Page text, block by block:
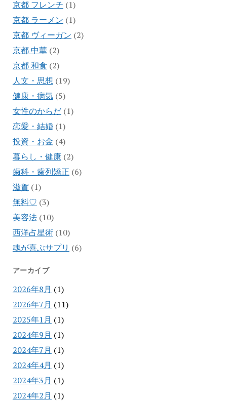
京都 フレンチ (1)
京都 ラーメン (1)
京都 ヴィーガン (2)
京都 中華(2)
京都 和食 (2)
人文・思想 (19)
健康・病気(5)
女性のからだ(1)
恋愛・結婚(1)
投資・お金 (4)
暮らし・健康(2)
歯科・歯列矯正 (6)
滋賀 (1)
無料♡ (3)
美容法(10)
西洋占星術(10)
魂が喜ぶサプリ (6)
アーカイブ
2026年8月 (1)
2026年7月 (11)
2025年1月 (1)
2024年9月 (1)
2024年7月 (1)
2024年4月 (1)
2024年3月 (1)
2024年2月 (1)